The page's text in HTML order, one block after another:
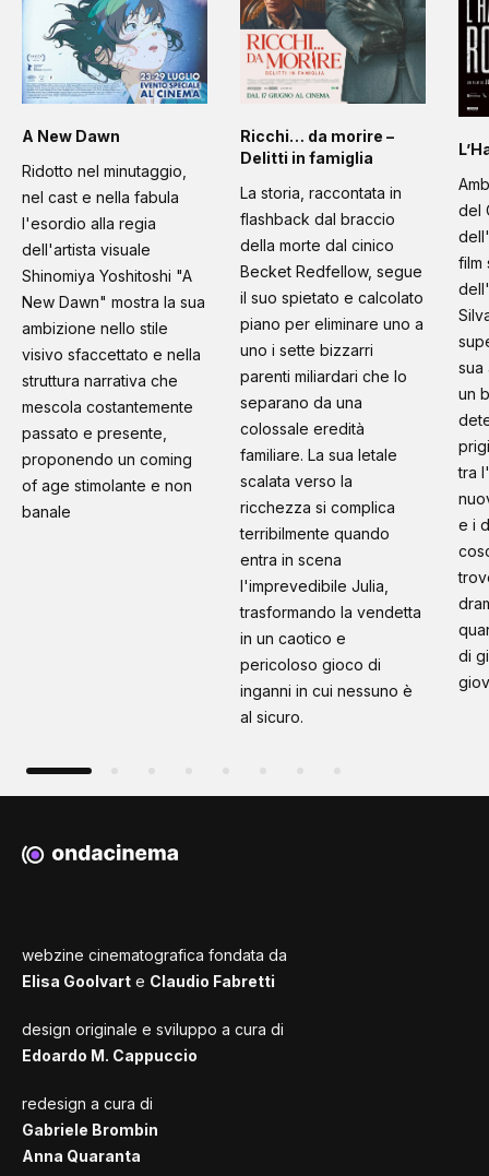
A New Dawn
Ridotto nel minutaggio,
nel cast e nella fabula
l'esordio alla regia
dell'artista visuale
Shinomiya Yoshitoshi "A
New Dawn" mostra la sua
ambizione nello stile
visivo sfaccettato e nella
struttura narrativa che
mescola costantemente
passato e presente,
proponendo un coming
of age stimolante e non
banale
Ricchi… da morire –
Delitti in famiglia
La storia, raccontata in
flashback dal braccio
della morte dal cinico
Becket Redfellow, segue
il suo spietato e calcolato
piano per eliminare uno a
uno i sette bizzarri
parenti miliardari che lo
separano da una
colossale eredità
familiare. La sua letale
scalata verso la
ricchezza si complica
terribilmente quando
entra in scena
l'imprevedibile Julia,
trasformando la vendetta
in un caotico e
pericoloso gioco di
inganni in cui nessuno è
al sicuro.
del
film
sua
un
tra
e i
di
webzine cinematografica fondata da
Elisa Goolvart e Claudio Fabretti
design originale e sviluppo a cura di
Edoardo M. Cappuccio
redesign a cura di
Gabriele Brombin
Anna Quaranta